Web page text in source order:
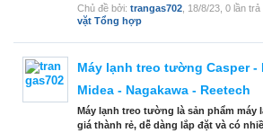
Chủ đề bởi: trangas702 18/8/23 , 0 lần
vặt Tổng hợp
Máy lạnh treo tường Casper -
Midea - Nagakawa - Reetech
Máy lạnh treo tường là sản phẩm máy
giá thành rẻ, dễ dàng lắp đặt và có